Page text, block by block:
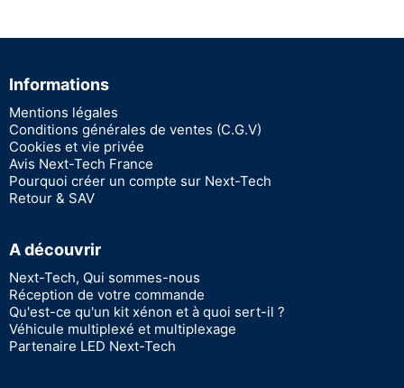
Informations
Mentions légales
Conditions générales de ventes (C.G.V)
Cookies et vie privée
Avis Next-Tech France
Pourquoi créer un compte sur Next-Tech
Retour & SAV
A découvrir
Next-Tech, Qui sommes-nous
Réception de votre commande
Qu'est-ce qu'un kit xénon et à quoi sert-il ?
Véhicule multiplexé et multiplexage
Partenaire LED Next-Tech